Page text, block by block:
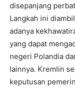
disepanjang
Langkah ini
adanya
yang dapat
negeri Polandia
lainnya. Kremlin
keputusan